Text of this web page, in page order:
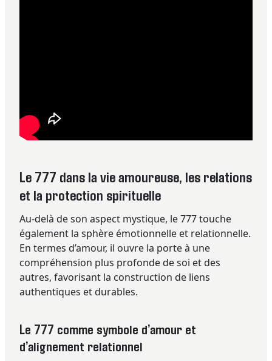
Le 777 dans la vie amoureuse, les relations
et la protection spirituelle
Au-delà de son aspect mystique, le 777 touche
également la sphère émotionnelle et relationnelle.
En termes d’amour, il ouvre la porte à une
compréhension plus profonde de soi et des
autres, favorisant la construction de liens
authentiques et durables.
Le 777 comme symbole d’amour et
d’alignement relationnel